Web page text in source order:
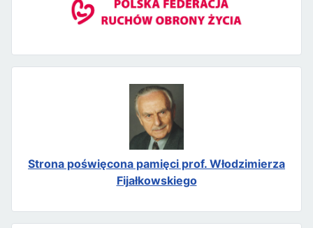
Strona poświęcona pamięci prof. Włodzimierza
Fijałkowskiego